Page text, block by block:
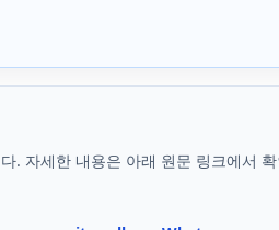
. 자세한 내용은 아래 원문 링크에서